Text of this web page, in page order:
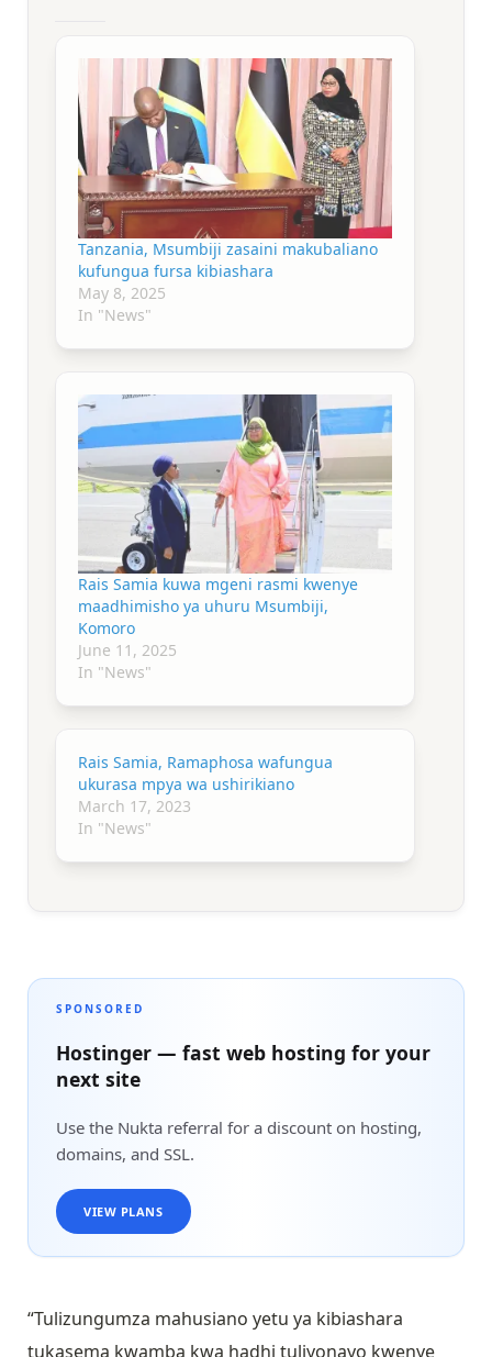
Tanzania, Msumbiji zasaini makubaliano
kufungua fursa kibiashara
May 8, 2025
In "News"
Rais Samia kuwa mgeni rasmi kwenye
maadhimisho ya uhuru Msumbiji,
Komoro
June 11, 2025
In "News"
Rais Samia, Ramaphosa wafungua
ukurasa mpya wa ushirikiano
March 17, 2023
In "News"
SPONSORED
Hostinger — fast web hosting for your
next site
Use the Nukta referral for a discount on hosting,
domains, and SSL.
VIEW PLANS
“Tulizungumza mahusiano yetu ya kibiashara
tukasema kwamba kwa hadhi tuliyonayo kwenye